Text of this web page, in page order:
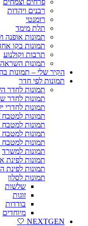
רבנים ויהדות
רומנטי
תלת מימד
תמונות אופנה
תמונות בקו
תרבות וקולנוע
תמונות השראה
הקיר שלי – תמונות
תמונות לפי חדר
תמונות לחדר
תמונות לחדר
תמונות לחדרי
תמונות למטבח
תמונות למטבח
תמונות למטבח
תמונות למטבח
תמונות למשרד
תמונות לפינת
תמונות לפינת
תמונות לסלון
שלשות
זוגות
בודדות
מיוחדים
NEXTGEN 🤍